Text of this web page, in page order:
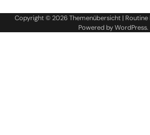
Copyright © 2026Themenübersicht | Routine
Powered byWordPress.